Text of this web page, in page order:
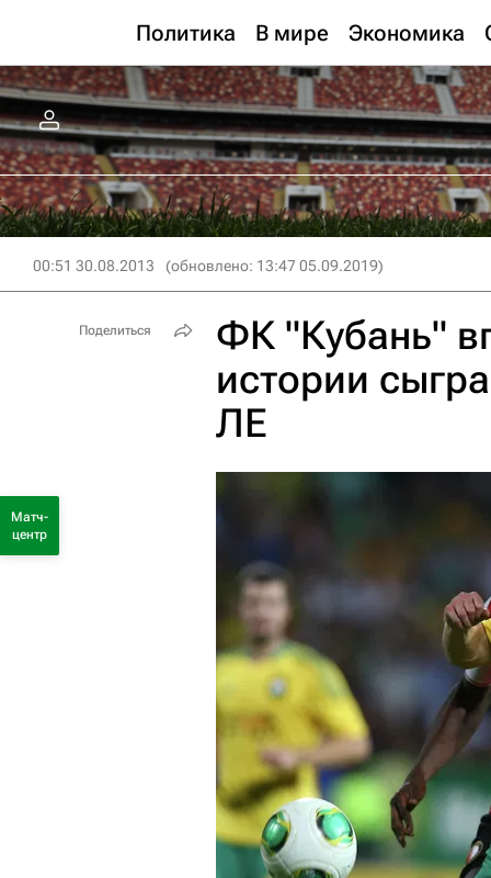
Политика В мире Экономика
00:51 30.08.2013 (обновлено: 13:47 05.09.2019)
ФК "Кубань"
истории
ЛЕ
Поделиться
Матч-
центр